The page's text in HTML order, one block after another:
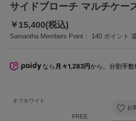
サイドブローチ マルチケー
￥15,400(税込)
Samantha Members Point： 140 ポイント
なら 月々1,283円から。分割手
オフホワイト
FREE
お